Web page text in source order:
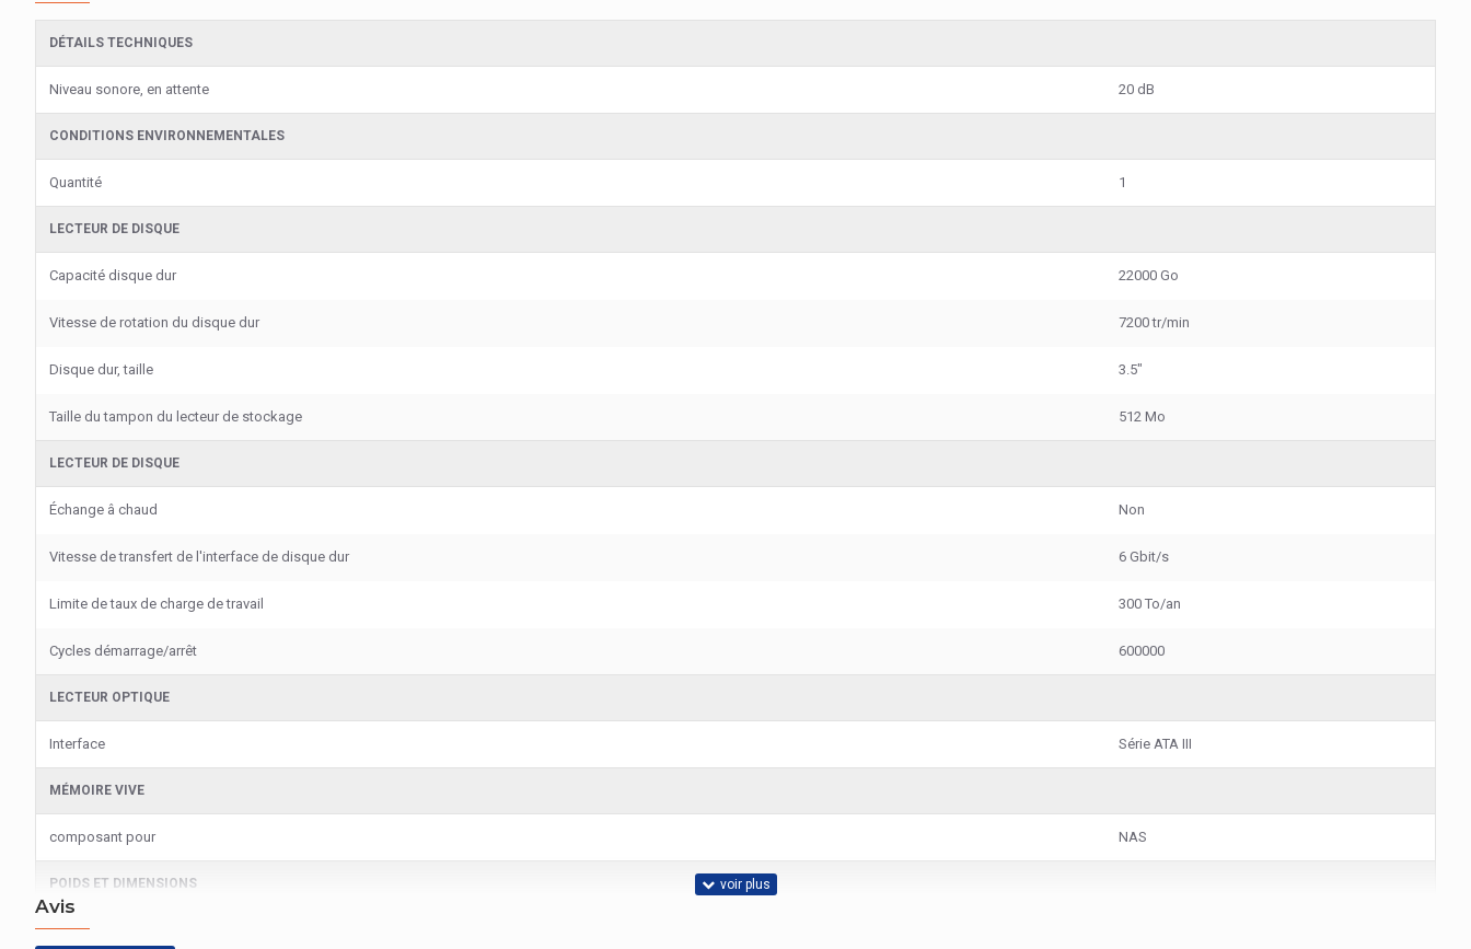
DÉTAILS TECHNIQUES
Niveau sonore, en attente 20 dB
CONDITIONS ENVIRONNEMENTALES
Quantité 1
LECTEUR DE DISQUE
Capacité disque dur 22000 Go
Vitesse de rotation du disque dur 7200 tr/min
Disque dur, taille 3.5"
Taille du tampon du lecteur de stockage 512 Mo
LECTEUR DE DISQUE
Échange â chaud Non
Vitesse de transfert de l'interface de disque dur 6 Gbit/s
Limite de taux de charge de travail 300 To/an
Cycles démarrage/arrêt 600000
LECTEUR OPTIQUE
Interface Série ATA III
MÉMOIRE VIVE
composant pour NAS
POIDS ET DIMENSIONS
Largeur
Avis